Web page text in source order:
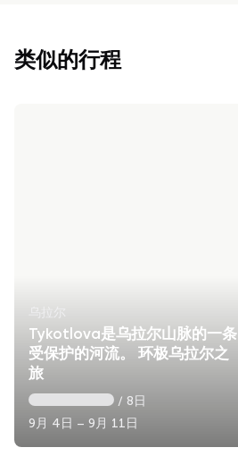
类似的行程
乌拉尔
Tykotlova是乌拉尔山脉的一条
受保护的河流。 环极乌拉尔之
旅
/ 8日
9月 4日 – 9月 11日